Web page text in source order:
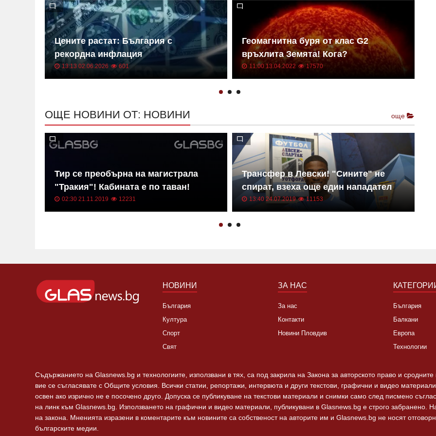
Цените растат: България с
рекордна инфлация
13:13 02.06.2026 601
Геомагнитна буря от клас G2
връхлита Земята! Кога?
11:00 13.04.2022 17570
ОЩЕ НОВИНИ ОТ: НОВИНИ още
Тир се преобърна на магистрала
"Тракия"! Кабината е по таван!
02:30 21.11.2019 12231
Трансфер в Левски! "Сините" не
спират, взеха още един нападател
13:40 24.07.2019 11153
НОВИНИ
България
Култура
Спорт
Свят
ЗА НАС
За нас
Контакти
Новини Пловдив
България
Балкани
Европа
Технологии
Съдържанието на Glasnews.bg и технологиите, използвани в тях, са под закрила на Закона за авторското право и
вие се съгласявате с Общите условия. Всички статии, репортажи, интервюта и други текстови, графични и видео
освен ако изрично не е посочено друго. Допуска се публикуване на текстови материали и снимки само след писмено
на линк към Glasnews.bg. Използването на графични и видео материали, публикувани в Glasnews.bg е строго забранено.
на закона. Мненията изразени в коментарите към новините са собственост на авторите им и Glasnews.bg не носят
българските медии.